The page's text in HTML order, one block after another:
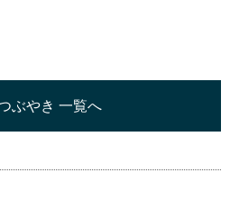
ぶやき 一覧へ